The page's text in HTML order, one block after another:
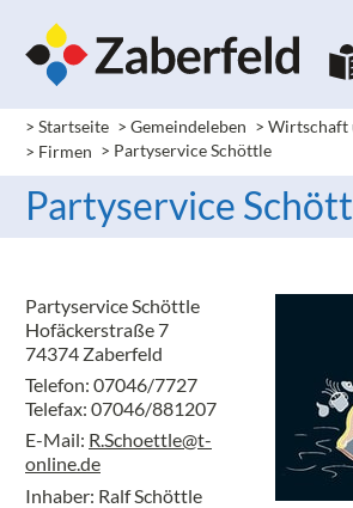
> Startseite > Gemeindeleben > Wirtschaft
> Firmen > Partyservice Schöttle
Partyservice
Partyservice Schöttle
Hofäckerstraße 7
74374 Zaberfeld
Telefon: 07046/7727
Telefax: 07046/881207
E-Mail: R.Schoettle@t-
online.de
Inhaber: Ralf Schöttle